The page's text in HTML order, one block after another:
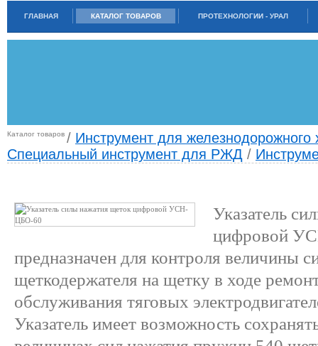
ГЛАВНАЯ КАТАЛОГ ТОВАРОВ ПРОТЕХНОЛОГИИ - УРАЛ
Каталог товаров / Инструмент для железнодорожного
Специальный инструмент для РЖД /
Указатель
цифровой
предназначен для контроля величины
щеткодержателя на щетку в ходе
обслуживания тяговых
Указатель имеет возможность